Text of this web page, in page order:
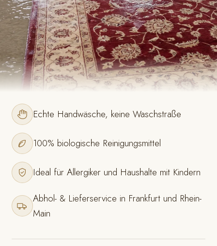
Echte Handwäsche, keine Waschstraße
100% biologische Reinigungsmittel
Ideal für Allergiker und Haushalte mit Kindern
Abhol- & Lieferservice in Frankfurt und Rhein-
Main